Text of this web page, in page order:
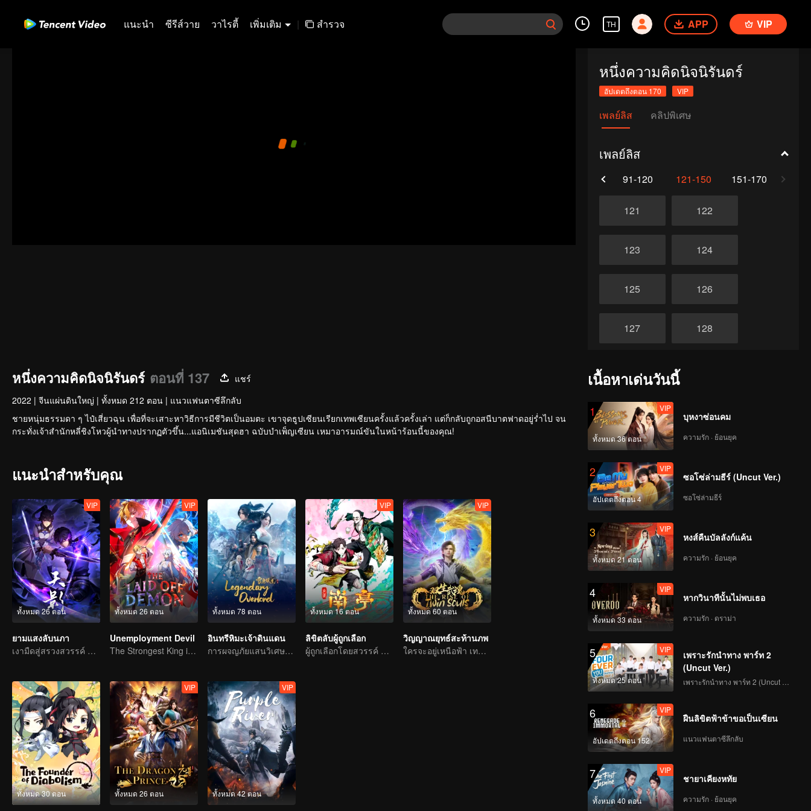
แนะนำ ซีรีส์วาย วาไรตี้ เพิ่มเติม | สำรวจ TH APP VIP
หนึ่งความคิดนิจนิรันดร์
อัปเดตถึงตอน 170 VIP
เพลย์ลิส คลิปพิเศษ
เพลย์ลิส
91-120 121-150 151-170
121 122
123 124
125 126
127 128
131
133
135 136
137
139 140
141 142
143
145 146
147 148
หนึ่งความคิดนิจนิรันดร์ ตอนที่ 137
แชร์
2022 | จีนแผ่นดินใหญ่ | ทั้งหมด 212 ตอน | แนวแฟนตาซีลึกลับ
ชายหนุ่มธรรมดา ๆ ไป๋เสี่ยวฉุน เพื่อที่จะเสาะหาวิธีการมีชีวิตเป็นอมตะ เขาจุดธูปเซียนเรียกเทพเซียนครั้งแล้วครั้งเล่า แต่ก็กลับถูกอสนีบาตฟาดอยู่ร่ำไป จน
กระทั่งเจ้าสำนักหลี่ชิงโหวผู้นำทางปรากฏตัวขึ้น...แอนิเมชันสุดฮา ฉบับบำเพ็ญเซียน เหมาอารมณ์ขันในหน้าร้อนนี้ของคุณ!
แนะนำสำหรับคุณ
ทั้งหมด 26 ตอน
VIP
ยามแสงลับนภา
เงามืดสู่สรวงสวรรค์ แผดเผาวิญญาณพิทักษ์ความดี
ทั้งหมด 26 ตอน
VIP
Unemployment Devil
The Strongest King in the Demon World Suddenly Gets Laid Off?
ทั้งหมด 78 ตอน
อินทรีหิมะเจ้าดินแดน
การผจญภัยแสนวิเศษและอุปสรรคของเด็กหนุ่มเริ่มต้นขึ้นอีกครั้ง
ทั้งหมด 16 ตอน
VIP
ลิขิตลับผู้ถูกเลือก
ผู้ถูกเลือกโดยสวรรค์ ผู้เชื่อมฟ้าทะลุสวรรค์ ถึงคราเปิดศึกแล้ว
ทั้งหมด 60 ตอน
VIP
วิญญาณยุทธ์สะท้านภพ
ใครจะอยู่เหนือฟ้า เทพนักรบไร้เทียมทาน
ทั้งหมด 30 ตอน ทั้งหมด 26 ตอน
VIP
ทั้งหมด 42 ตอน
VIP
เนื้อหาเด่นวันนี้
1
ทั้งหมด 36 ตอน
VIP
บุหงาซ่อนคม
ความรัก · ย้อนยุค
2
อัปเดตถึงตอน 4
VIP
ซอโซ่ล่ามธีร์ (Uncut Ver.)
ซอโซ่ล่ามธีร์
3
ทั้งหมด 21 ตอน
VIP
หงส์คืนบัลลังก์แค้น
ความรัก · ย้อนยุค
4
ทั้งหมด 33 ตอน
VIP
หากวินาทีนั้นไม่พบเธอ
ความรัก · ดราม่า
5
ทั้งหมด 25 ตอน
VIP
เพราะรักนำทาง พาร์ท 2
(Uncut Ver.)
6
อัปเดตถึงตอน 152
VIP
ฝืนลิขิตฟ้าข้าขอเป็นเซียน
แนวแฟนตาซีลึกลับ
7
ทั้งหมด 40 ตอน
VIP
ชายาเคียงหทัย
ความรัก · ย้อนยุค